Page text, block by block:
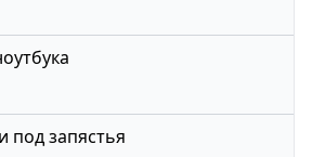
под запястья